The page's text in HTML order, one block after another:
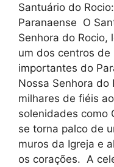
Santuário do
Paranaense O
Senhora do Rocio,
um dos centros de
importantes do
Nossa Senhora do
milhares de fiéis
solenidades como
se torna palco de
muros da Igreja e
os corações. A